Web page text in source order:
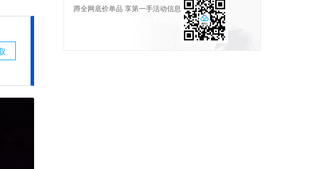
蹲全网底价单品 享第一手活动信息